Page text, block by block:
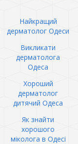
Найкращий
дерматолог Одеси
Викликати
дерматолога
Одеса
Хороший
дерматолог
дитячий Одеса
Як знайти
хорошого
міколога в Одесі